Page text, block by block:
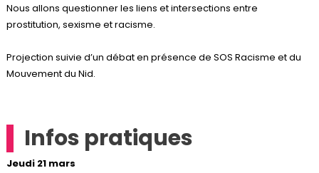
Nous allons questionner les liens et intersections entre
prostitution, sexisme et racisme.
Projection suivie d’un débat en présence de SOS Racisme et du
Mouvement du Nid.
Infos pratiques
Jeudi 21 mars